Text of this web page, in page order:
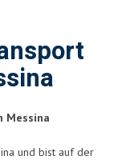
Messina
und bist auf der